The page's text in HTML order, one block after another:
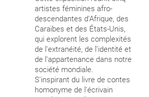
artistes féminines afro-
descendantes d'Afrique, des
Caraïbes et des États-Unis,
qui explorent les complexités
de l'extranéité, de l'identité et
de l'appartenance dans notre
société mondiale.
S'inspirant du livre de contes
homonyme de l'écrivain